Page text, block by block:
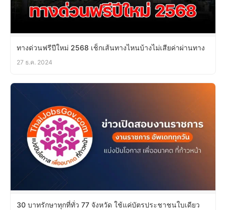
ทางด่วนฟรีปีใหม่ 2568 เช็กเส้นทางไหนบ้างไม่เสียค่าผ่านทาง
27 ธ.ค. 2024
30 บาทรักษาทุกที่ทั่ว 77 จังหวัด ใช้แค่บัตรประชาชนใบเดียว